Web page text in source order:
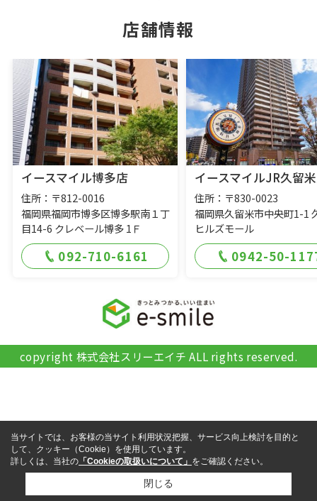
店舗情報
イースマイル博多店
住所：〒812-0016
福岡県福岡市博多区博多駅南１丁
目14-6 クレベール博多 1Ｆ
092-710-6161
イースマイルJR久留
住所：〒830-0023
福岡県久留米市中央町1-1
ヒルズモール
0942-50-
copyright 株式会社スリーエイチ ALL rights reserved.
当サイトでは、お客様の当サイト利用状況把握、サービス向上検討を目的と
して、クッキー（Cookie）を使用しています。
詳しくは、当社の 「Cookieの取扱いについて」 をご確認ください。
閉じる